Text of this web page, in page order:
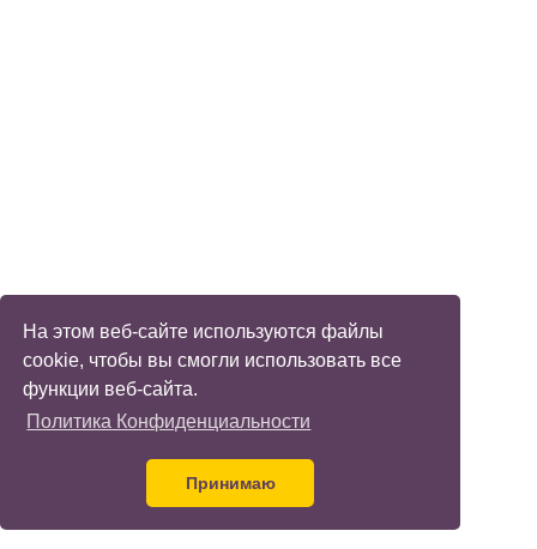
На этом веб-сайте используются файлы
cookie, чтобы вы смогли использовать все
функции веб-сайта.
Политика Конфиденциальности
Принимаю